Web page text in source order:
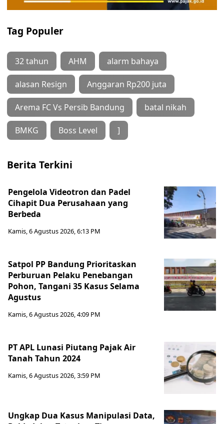
Tag Populer
32 tahun AHM alarm bahaya
alasan Resign Anggaran Rp200 juta
Arema FC Vs Persib Bandung batal nikah
BMKG Boss Level ]
Berita Terkini
Pengelola Videotron dan Padel
Cihapit Dua Perusahaan yang
Berbeda
Kamis, 6 Agustus 2026, 6:13 PM
Satpol PP Bandung Prioritaskan
Perburuan Pelaku Penebangan
Pohon, Tangani 35 Kasus Selama
Agustus
Kamis, 6 Agustus 2026, 4:09 PM
PT APL Lunasi Piutang Pajak Air
Tanah Tahun 2024
Kamis, 6 Agustus 2026, 3:59 PM
Ungkap Dua Kasus Manipulasi Data,